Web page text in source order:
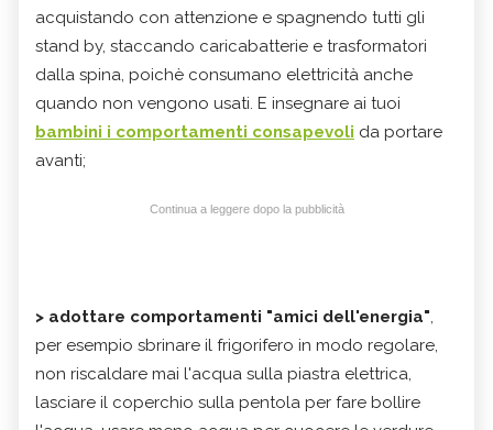
acquistando con attenzione e spagnendo tutti gli
stand by, staccando caricabatterie e trasformatori
dalla spina, poichè consumano elettricità anche
quando non vengono usati. E insegnare ai tuoi
bambini i comportamenti consapevoli da portare
avanti;
Continua a leggere dopo la pubblicità
> adottare comportamenti "amici dell'energia",
per esempio sbrinare il frigorifero in modo regolare,
non riscaldare mai l'acqua sulla piastra elettrica,
lasciare il coperchio sulla pentola per fare bollire